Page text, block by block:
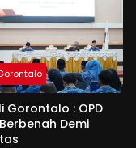
Gorontalo : OPD
Demi